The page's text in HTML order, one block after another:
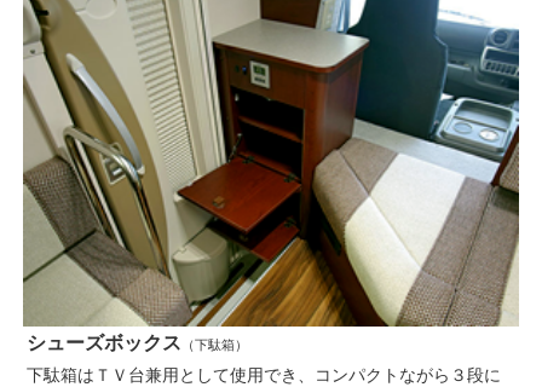
シューズボックス （下駄箱）
下駄箱はＴＶ台兼用として使用でき、コンパクトながら３段に